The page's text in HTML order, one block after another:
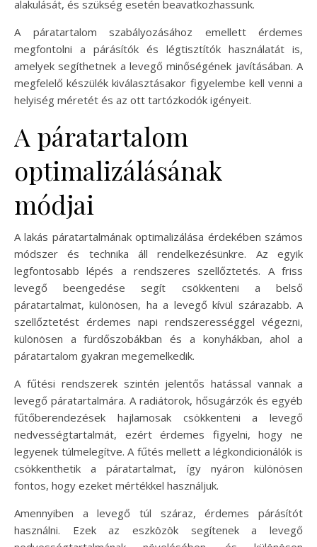
alakulását, és szükség esetén beavatkozhassunk.
A páratartalom szabályozásához emellett érdemes
megfontolni a párásítók és légtisztítók használatát is,
amelyek segíthetnek a levegő minőségének javításában. A
megfelelő készülék kiválasztásakor figyelembe kell venni a
helyiség méretét és az ott tartózkodók igényeit.
A páratartalom
optimalizálásának
módjai
A lakás páratartalmának optimalizálása érdekében számos
módszer és technika áll rendelkezésünkre. Az egyik
legfontosabb lépés a rendszeres szellőztetés. A friss
levegő beengedése segít csökkenteni a belső
páratartalmat, különösen, ha a levegő kívül szárazabb. A
szellőztetést érdemes napi rendszerességgel végezni,
különösen a fürdőszobákban és a konyhákban, ahol a
páratartalom gyakran megemelkedik.
A fűtési rendszerek szintén jelentős hatással vannak a
levegő páratartalmára. A radiátorok, hősugárzók és egyéb
fűtőberendezések hajlamosak csökkenteni a levegő
nedvességtartalmát, ezért érdemes figyelni, hogy ne
legyenek túlmelegítve. A fűtés mellett a légkondicionálók is
csökkenthetik a páratartalmat, így nyáron különösen
fontos, hogy ezeket mértékkel használjuk.
Amennyiben a levegő túl száraz, érdemes párásítót
használni. Ezek az eszközök segítenek a levegő